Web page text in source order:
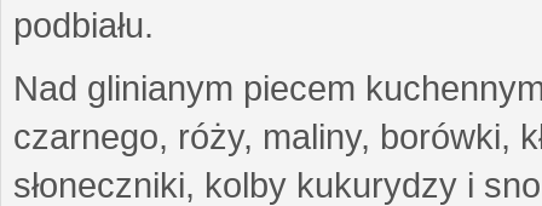
podbiału.
Nad glinianym piecem
czarnego, róży, maliny, borówki,
słoneczniki, kolby kukurydzy i